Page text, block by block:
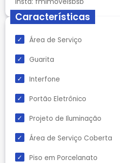
Características
Área de Serviço
Guarita
Interfone
Portão Eletrônico
Projeto de Iluminação
Área de Serviço Coberta
Piso em Porcelanato